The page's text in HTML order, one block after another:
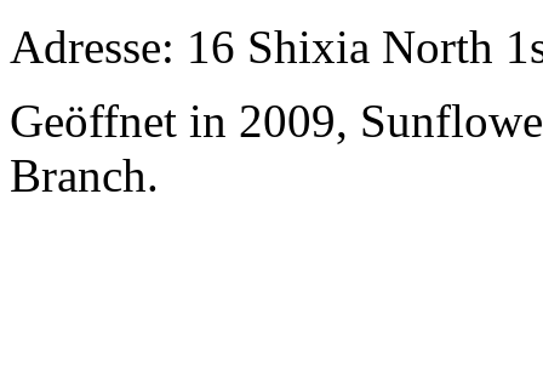
Adresse: 16 Shixia North
Geöffnet in 2009,
Branch.